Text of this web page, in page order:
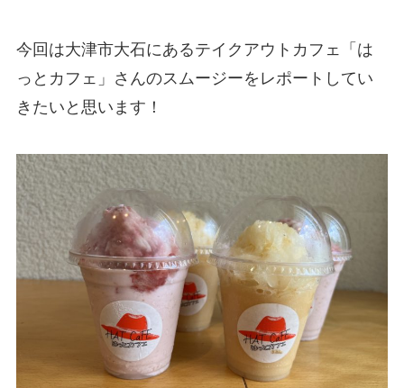
今回は大津市大石にあるテイクアウトカフェ「は
っとカフェ」さんのスムージーをレポートしてい
きたいと思います！